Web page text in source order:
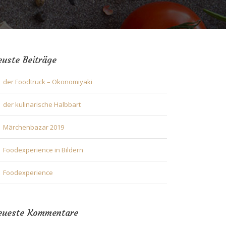
Beiträge
der Foodtruck – Okonomiyaki
der kulinarische Halbbart
Märchenbazar 2019
Foodexperience in Bildern
Foodexperience
Kommentare